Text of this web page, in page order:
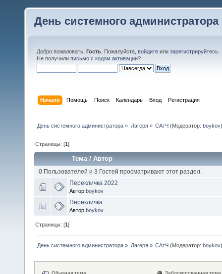
День системного администратора
Добро пожаловать, Гость . Пожалуйста, войдите или зарегистрируйтесь
Не получили письмо с кодом активации?
Начало Помощь Поиск Календарь Вход Регистрация
День системного администратора » Лагеря» САтЧ(Модератор: boykov)
Страницы: [1]
Тема/Автор
0 Пользователей и 3 Гостей просматривают этот раздел.
Перекличка 2022
Автор boykov
Перекличка
Автор boykov
Страницы: [1]
День системного администратора » Лагеря» САтЧ(Модератор: boykov)
Обычная тема
Заблокированная тема